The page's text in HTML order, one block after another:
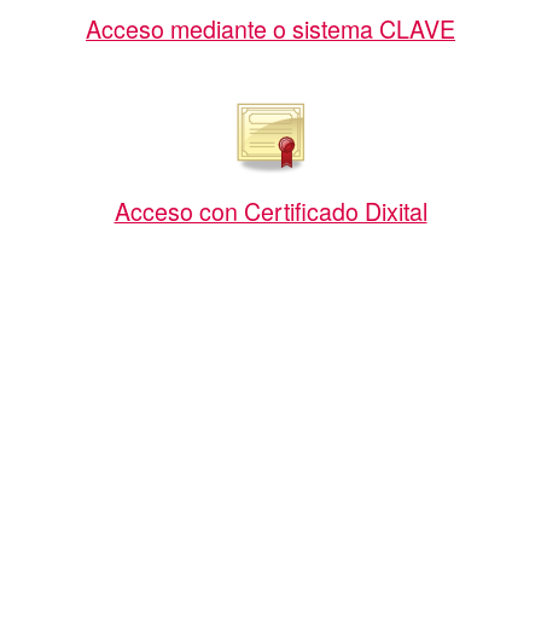
Acceso mediante o sistema CLAVE
Acceso con Certificado Dixital